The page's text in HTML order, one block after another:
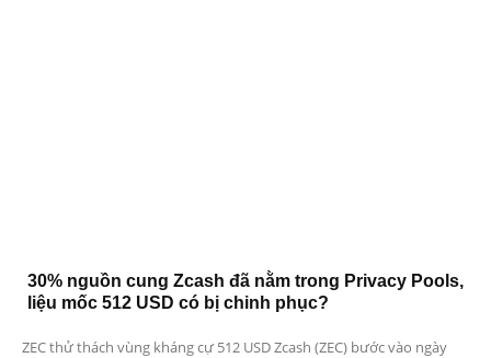
30% nguồn cung Zcash đã nằm trong Privacy Pools,
liệu mốc 512 USD có bị chinh phục?
ZEC thử thách vùng kháng cự 512 USD Zcash (ZEC) bước vào ngày